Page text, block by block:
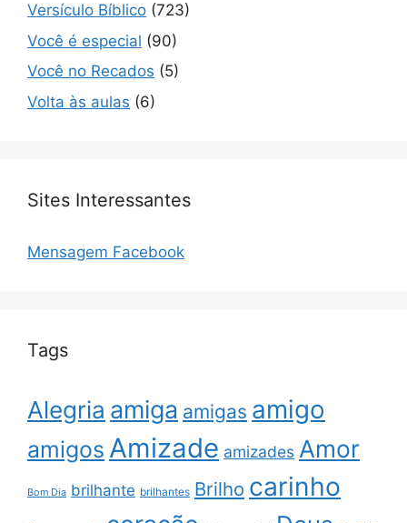
Versículo Bíblico (723)
Você é especial (90)
Você no Recados (5)
Volta às aulas (6)
Sites Interessantes
Mensagem Facebook
Tags
Alegria amiga amigas amigo
amigos Amizade amizades Amor
Bom Dia brilhante brilhantes Brilho carinho